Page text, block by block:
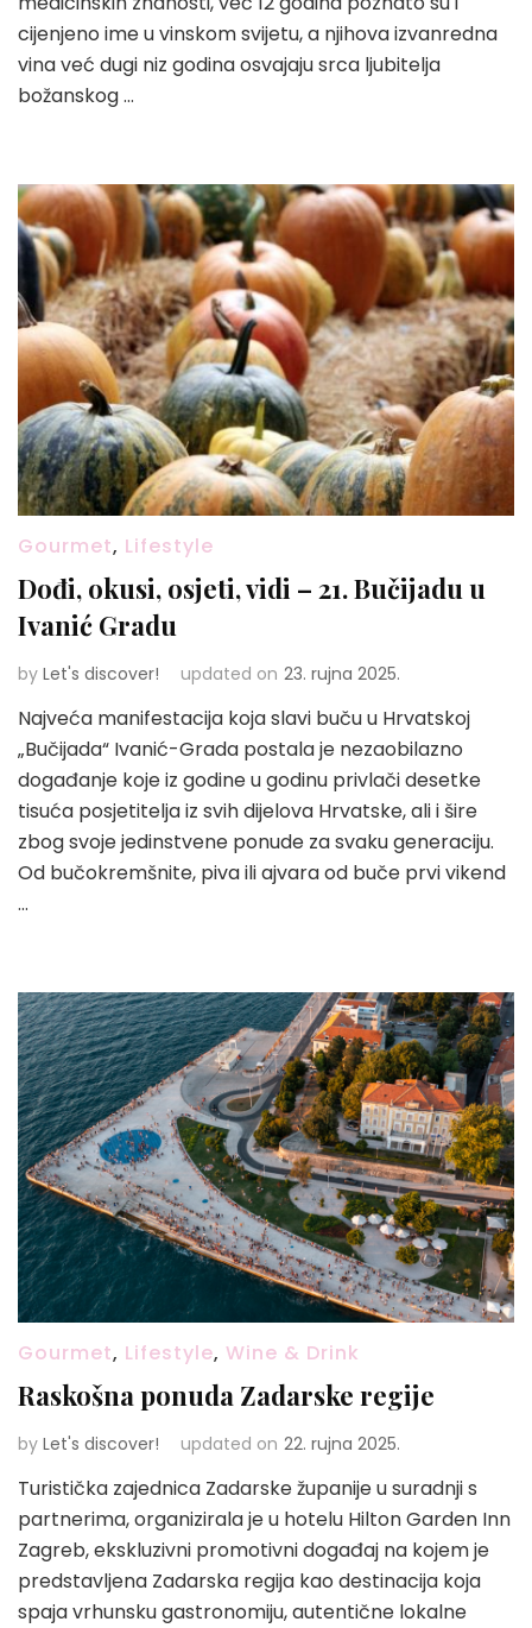
cijenjeno ime u vinskom svijetu, a njihova izvanredna
vina već dugi niz godina osvajaju srca ljubitelja
božanskog …
Gourmet, Lifestyle
Dođi, okusi, osjeti, vidi – 21. Bučijadu u
Ivanić Gradu
by Let's discover! updated on 23. rujna 2025.
Najveća manifestacija koja slavi buču u Hrvatskoj
„Bučijada“ Ivanić-Grada postala je nezaobilazno
događanje koje iz godine u godinu privlači desetke
tisuća posjetitelja iz svih dijelova Hrvatske, ali i šire
zbog svoje jedinstvene ponude za svaku generaciju.
Od bučokremšnite, piva ili ajvara od buče prvi vikend
…
Gourmet, Lifestyle, Wine & Drink
Raskošna ponuda Zadarske regije
by Let's discover! updated on 22. rujna 2025.
Turistička zajednica Zadarske županije u suradnji s
partnerima, organizirala je u hotelu Hilton Garden Inn
Zagreb, ekskluzivni promotivni događaj na kojem je
predstavljena Zadarska regija kao destinacija koja
spaja vrhunsku gastronomiju, autentične lokalne